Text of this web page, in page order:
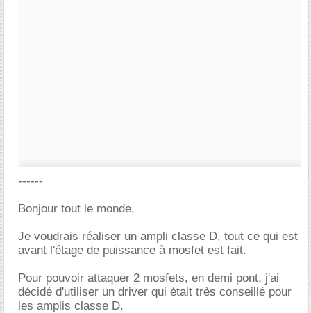
------
Bonjour tout le monde,
Je voudrais réaliser un ampli classe D, tout ce qui est
avant l'étage de puissance à mosfet est fait.
Pour pouvoir attaquer 2 mosfets, en demi pont, j'ai
décidé d'utiliser un driver qui était très conseillé pour
les amplis classe D.